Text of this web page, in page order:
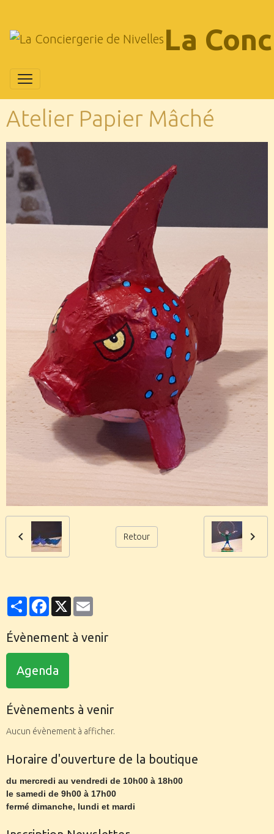
La
Atelier Papier Mâché
Retour
PartagerFacebook
X
Évènement à venir
Agenda
Évènements à venir
Aucun évènement à afficher.
Horaire d'ouverture de la boutique
du mercredi au vendredi de 10h00 à 18h00
le samedi de 9h00 à 17h00
fermé dimanche, lundi et mardi